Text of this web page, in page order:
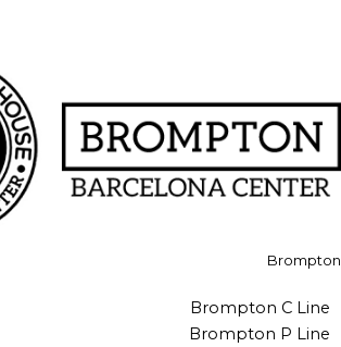
Brompton
Brompton C Line
Brompton P Line